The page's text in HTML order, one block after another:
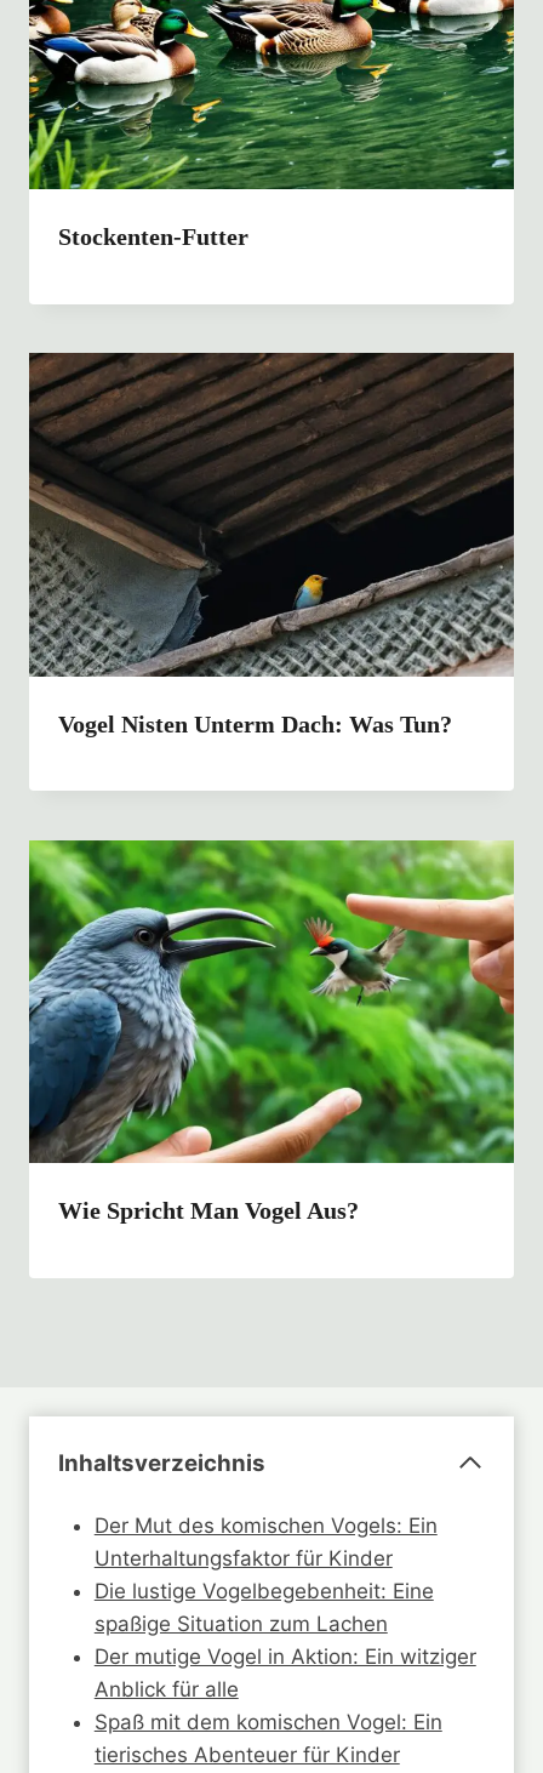
Stockenten-Futter
Vogel Nisten Unterm Dach: Was Tun?
Wie Spricht Man Vogel Aus?
Inhaltsverzeichnis
Der Mut des komischen Vogels: Ein
Unterhaltungsfaktor für Kinder
Die lustige Vogelbegebenheit: Eine
spaßige Situation zum Lachen
Der mutige Vogel in Aktion: Ein witziger
Anblick für alle
Spaß mit dem komischen Vogel: Ein
tierisches Abenteuer für Kinder